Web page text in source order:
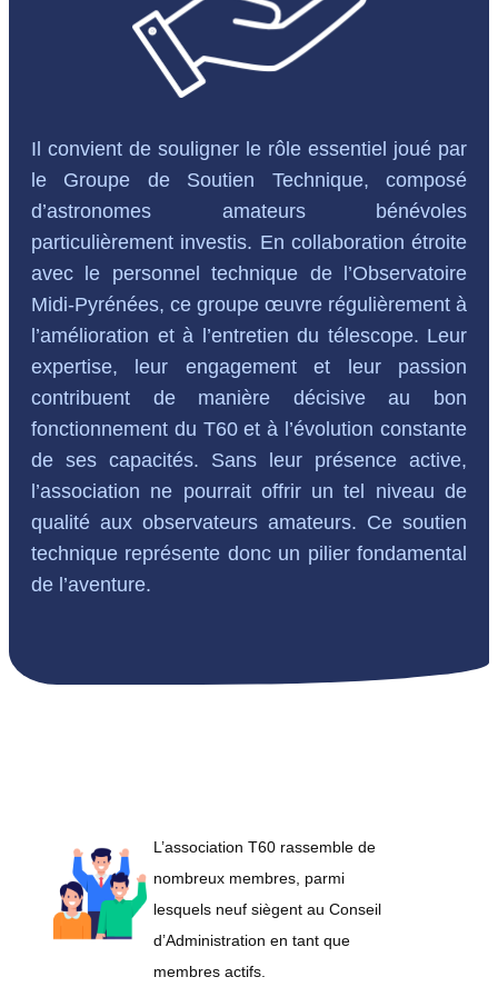
Il convient de souligner le rôle essentiel joué par
le Groupe de Soutien Technique, composé
d’astronomes amateurs bénévoles
particulièrement investis. En collaboration étroite
avec le personnel technique de l’Observatoire
Midi-Pyrénées, ce groupe œuvre régulièrement à
l’amélioration et à l’entretien du télescope. Leur
expertise, leur engagement et leur passion
contribuent de manière décisive au bon
fonctionnement du T60 et à l’évolution constante
de ses capacités. Sans leur présence active,
l’association ne pourrait offrir un tel niveau de
qualité aux observateurs amateurs. Ce soutien
technique représente donc un pilier fondamental
de l’aventure.
L’association T60 rassemble de
nombreux membres, parmi
lesquels neuf siègent au Conseil
d’Administration en tant que
membres actifs.